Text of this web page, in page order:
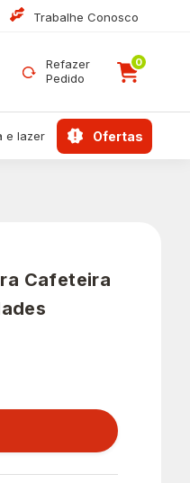
Trabalhe Conosco
Refazer
Pedido
0
e lazer ofertas
Cafeteira